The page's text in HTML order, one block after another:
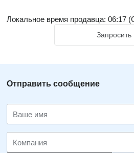
послепродажная поддержка наших
Локальное время продавца: 06:17
Запросить
Отправить сообщение